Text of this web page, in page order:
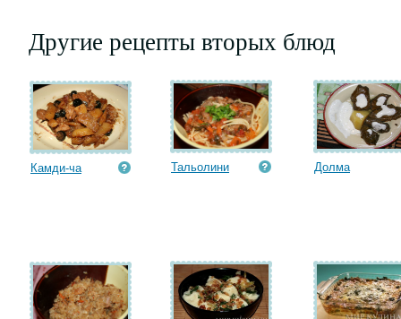
Другие рецепты вторых блюд
Камди-ча Тальолини Долма